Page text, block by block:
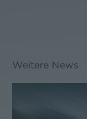
Weitere News